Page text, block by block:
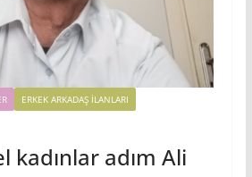
ERKEK ARKADAŞ ILANLARI
kadınlar adım Ali